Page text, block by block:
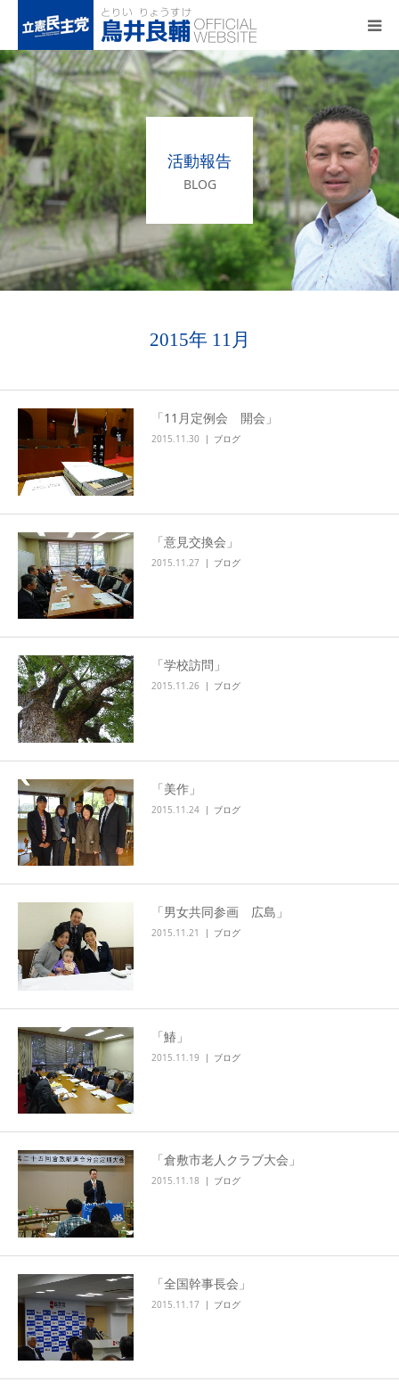
活動報告
BLOG
2015年 11月
「11月定例会 開会」
2015.11.30 ブログ
「意見交換会」
2015.11.27 ブログ
「学校訪問」
2015.11.26 ブログ
「美作」
2015.11.24 ブログ
「男女共同参画 広島」
2015.11.21 ブログ
「鰆」
2015.11.19 ブログ
「倉敷市老人クラブ大会」
2015.11.18 ブログ
「全国幹事長会」
2015.11.17 ブログ
トップページ
基本政策
プロフィール
事務所アクセス
活動報告